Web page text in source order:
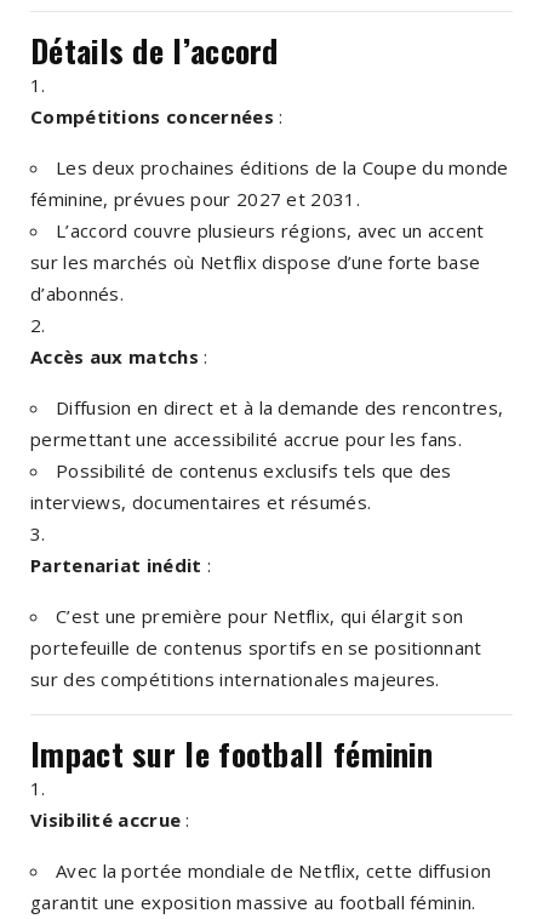
Détails de l’accord
Compétitions concernées :
Les deux prochaines éditions de la Coupe du monde
féminine, prévues pour 2027 et 2031.
L’accord couvre plusieurs régions, avec un accent
sur les marchés où Netflix dispose d’une forte base
d’abonnés.
Accès aux matchs :
Diffusion en direct et à la demande des rencontres,
permettant une accessibilité accrue pour les fans.
Possibilité de contenus exclusifs tels que des
interviews, documentaires et résumés.
Partenariat inédit :
C’est une première pour Netflix, qui élargit son
portefeuille de contenus sportifs en se positionnant
sur des compétitions internationales majeures.
Impact sur le football féminin
Visibilité accrue :
Avec la portée mondiale de Netflix, cette diffusion
garantit une exposition massive au football féminin.